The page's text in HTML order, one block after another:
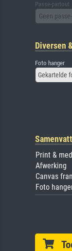
Passe-partout
Geen
Diversen
Foto hanger
Gekartelde
Print &
Afwerking
Canvas
Foto